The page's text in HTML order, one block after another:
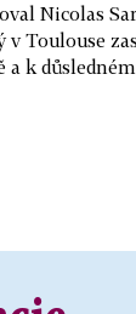
Nicolas
v Toulouse
k